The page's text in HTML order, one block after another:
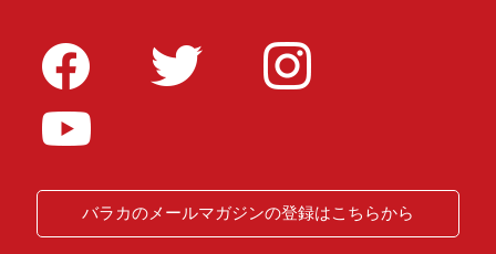
バラカのメールマガジンの登録はこちらから